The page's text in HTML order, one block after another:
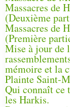
Massacres de
(Deuxième
Massacres de
(Première
Mise à jour de
mémoire et la
Plainte Saint-
Qui connaît ce
les Harkis.